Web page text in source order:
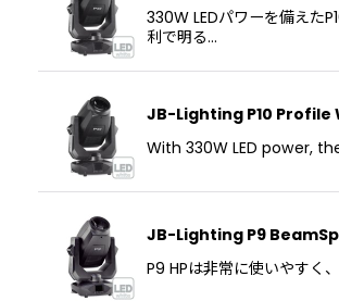
330W LEDパワーを備えた
利で明る…
JB-Lighting P10 Profile
With 330W LED power,
JB-Lighting P9
P9 HPは非常に使いやすく